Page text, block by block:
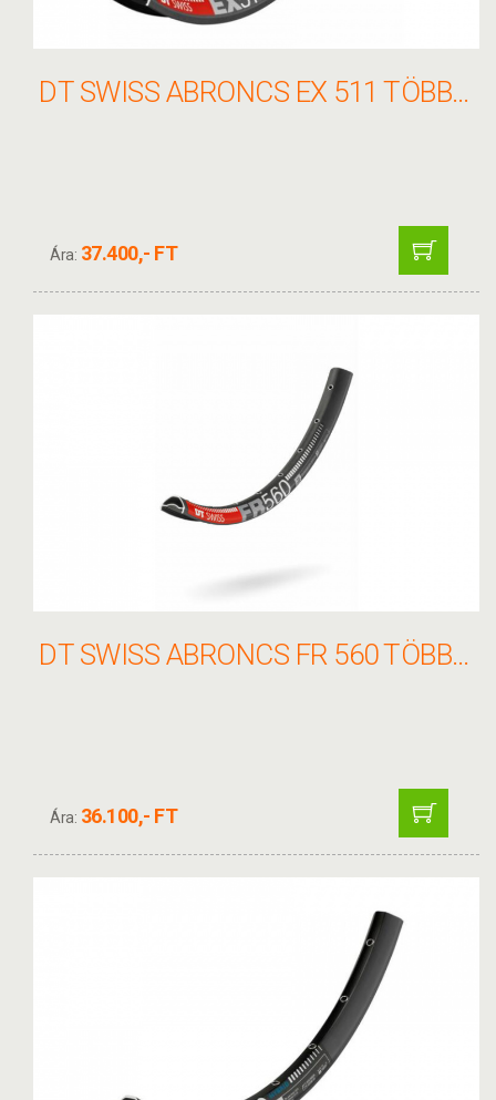
DT SWISS ABRONCS EX 511 TÖBB MÉRET
Ára: 37.400,- FT
DT SWISS ABRONCS FR 560 TÖBB MÉRET
Ára: 36.100,- FT